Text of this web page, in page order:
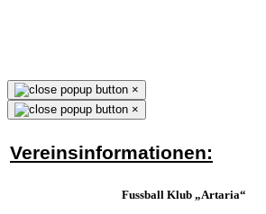
×
×
Vereinsinformationen:
Fussball Klub „Artaria“